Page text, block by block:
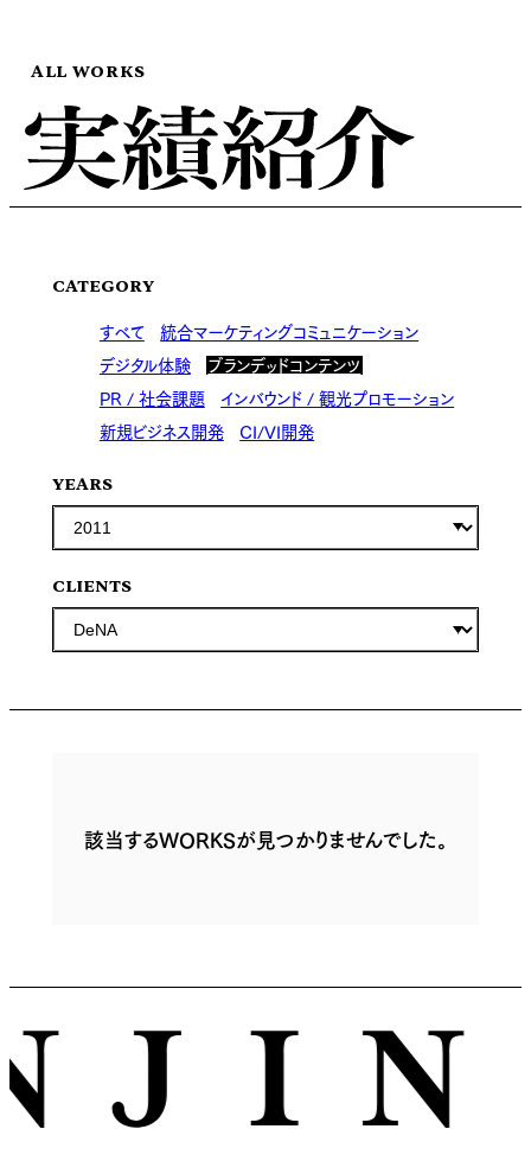
ALL WORKS
CATEGORY
すべて 統合マーケティングコミュニケーション
デジタル体験
ブランデッドコンテンツ
PR / 社会課題 インバウンド / 観光プロモーション
新規ビジネス開発 CI/VI開発
YEARS
CLIENTS
該当するWORKSが見つかりませんでした。